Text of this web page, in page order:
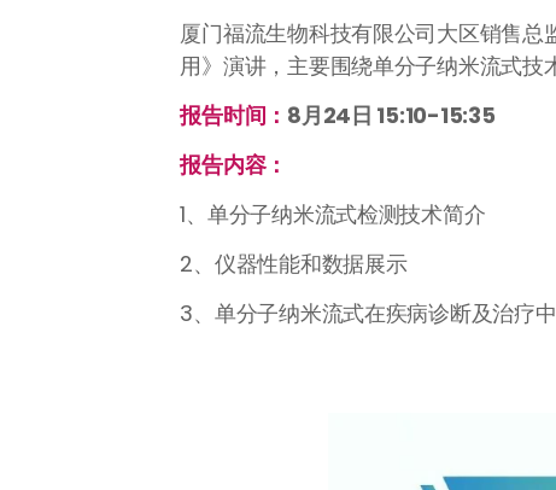
厦门福流生物科技有限公司大区销售
用》演讲，主要围绕单分子纳米流式技
报告时间： 8月24日 15:10-15:35
报告内容：
1、单分子纳米流式检测技术简介
2、仪器性能和数据展示
3、单分子纳米流式在疾病诊断及治疗